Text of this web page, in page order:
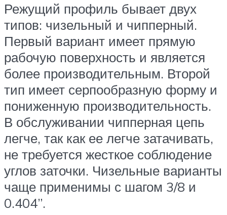
Режущий профиль бывает двух
типов: чизельный и чипперный.
Первый вариант имеет прямую
рабочую поверхность и является
более производительным. Второй
тип имеет серпообразную форму и
пониженную производительность.
В обслуживании чипперная цепь
легче, так как ее легче затачивать,
не требуется жесткое соблюдение
углов заточки. Чизельные варианты
чаще применимы с шагом 3/8 и
0.404”.